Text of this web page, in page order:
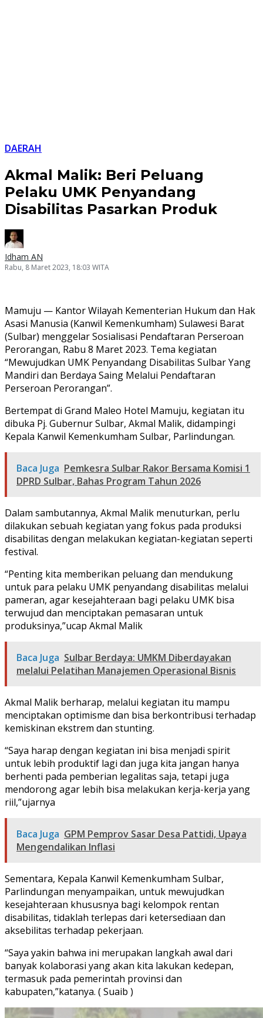
DAERAH
Akmal Malik: Beri Peluang
Pelaku UMK Penyandang
Disabilitas Pasarkan Produk
Idham AN
Rabu, 8 Maret 2023, 18:03 WITA
Mamuju — Kantor Wilayah Kementerian Hukum dan Hak
Asasi Manusia (Kanwil Kemenkumham) Sulawesi Barat
(Sulbar) menggelar Sosialisasi Pendaftaran Perseroan
Perorangan, Rabu 8 Maret 2023. Tema kegiatan
“Mewujudkan UMK Penyandang Disabilitas Sulbar Yang
Mandiri dan Berdaya Saing Melalui Pendaftaran
Perseroan Perorangan”.
Bertempat di Grand Maleo Hotel Mamuju, kegiatan itu
dibuka Pj. Gubernur Sulbar, Akmal Malik, didampingi
Kepala Kanwil Kemenkumham Sulbar, Parlindungan.
Baca Juga Pemkesra Sulbar Rakor Bersama Komisi 1
DPRD Sulbar, Bahas Program Tahun 2026
Dalam sambutannya, Akmal Malik menuturkan, perlu
dilakukan sebuah kegiatan yang fokus pada produksi
disabilitas dengan melakukan kegiatan-kegiatan seperti
festival.
“Penting kita memberikan peluang dan mendukung
untuk para pelaku UMK penyandang disabilitas melalui
pameran, agar kesejahteraan bagi pelaku UMK bisa
terwujud dan menciptakan pemasaran untuk
produksinya,”ucap Akmal Malik
Baca Juga Sulbar Berdaya: UMKM Diberdayakan
melalui Pelatihan Manajemen Operasional Bisnis
Akmal Malik berharap, melalui kegiatan itu mampu
menciptakan optimisme dan bisa berkontribusi terhadap
kemiskinan ekstrem dan stunting.
“Saya harap dengan kegiatan ini bisa menjadi spirit
untuk lebih produktif lagi dan juga kita jangan hanya
berhenti pada pemberian legalitas saja, tetapi juga
mendorong agar lebih bisa melakukan kerja-kerja yang
riil,”ujarnya
Baca Juga GPM Pemprov Sasar Desa Pattidi, Upaya
Mengendalikan Inflasi
Sementara, Kepala Kanwil Kemenkumham Sulbar,
Parlindungan menyampaikan, untuk mewujudkan
kesejahteraan khususnya bagi kelompok rentan
disabilitas, tidaklah terlepas dari ketersediaan dan
aksebilitas terhadap pekerjaan.
“Saya yakin bahwa ini merupakan langkah awal dari
banyak kolaborasi yang akan kita lakukan kedepan,
termasuk pada pemerintah provinsi dan
kabupaten,”katanya. ( Suaib )